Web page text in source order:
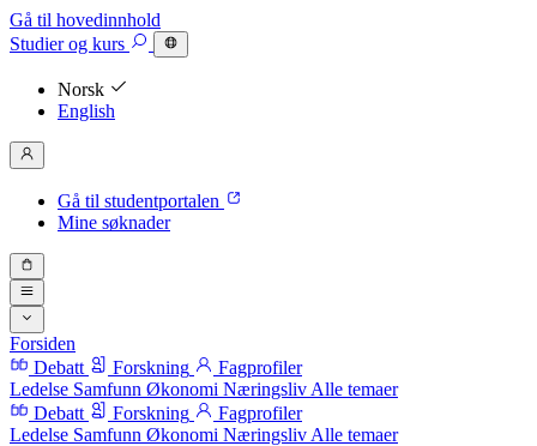
Gå til hovedinnhold
Studierog kurs
Norsk
English
Gå til studentportalen
Mine søknader
Forsiden
Debatt
Forskning
Fagprofiler
Ledelse Samfunn Økonomi Næringsliv Alle temaer
Debatt
Forskning
Fagprofiler
Ledelse Samfunn Økonomi Næringsliv Alle temaer